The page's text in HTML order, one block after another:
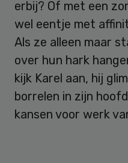
erbij? Of met een
wel eentje met
Als ze alleen maar
over hun hark
kijk Karel aan, hij
borrelen in zijn
kansen voor werk